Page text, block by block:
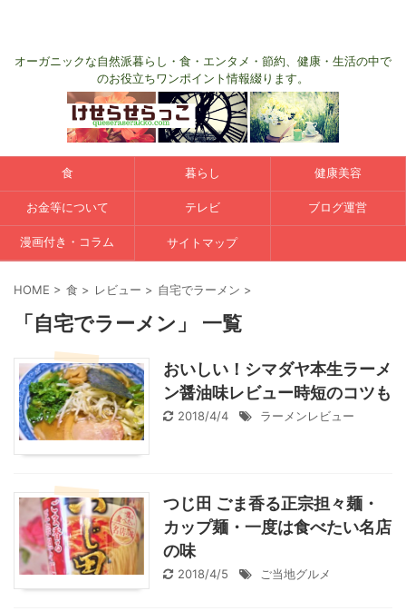
オーガニックな自然派暮らし・食・エンタメ・節約、健康・生活の中で
のお役立ちワンポイント情報綴ります。
食 暮らし 健康美容
お金等について テレビ ブログ運営
漫画付き・コラム サイトマップ
HOME > 食 > レビュー > 自宅でラーメン >
「自宅でラーメン」 一覧
おいしい！シマダヤ本生ラーメ
ン醤油味レビュー時短のコツも
2018/4/4 ラーメンレビュー
つじ田 ごま香る正宗担々麺・
カップ麺・一度は食べたい名店
の味
2018/4/5 ご当地グルメ